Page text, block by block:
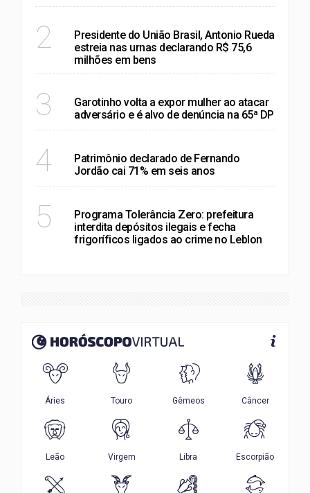
2
Presidente do União Brasil, Antonio Rueda
estreia nas urnas declarando R$ 75,6
milhões em bens
3
Garotinho volta a expor mulher ao atacar
adversário e é alvo de denúncia na 65ª DP
4
Patrimônio declarado de Fernando
Jordão cai 71% em seis anos
5
Programa Tolerância Zero: prefeitura
interdita depósitos ilegais e fecha
frigoríficos ligados ao crime no Leblon